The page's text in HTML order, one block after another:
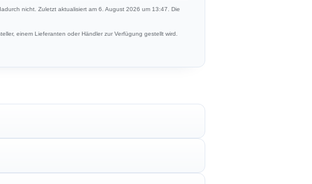
nicht. Zuletzt aktualisiert am 6. August 2026 um 13:47. Die
einem Lieferanten oder Händler zur Verfügung gestellt wird.